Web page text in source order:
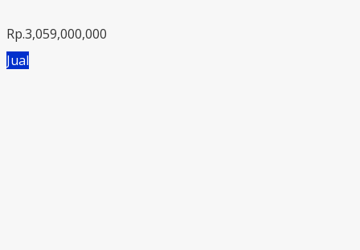
Rp.3,059,000,000
Jual